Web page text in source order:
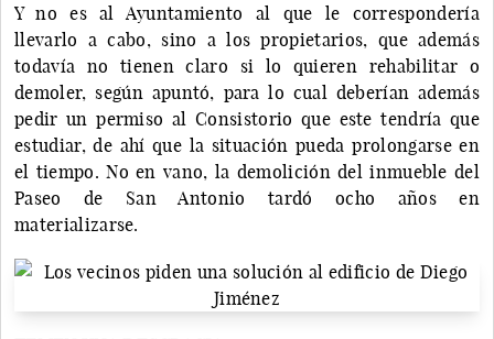
Y no es al Ayuntamiento al que le correspondería
llevarlo a cabo, sino a los propietarios, que además
todavía no tienen claro si lo quieren rehabilitar o
demoler, según apuntó, para lo cual deberían además
pedir un permiso al Consistorio que este tendría que
estudiar, de ahí que la situación pueda prolongarse en
el tiempo. No en vano, la demolición del inmueble del
Paseo de San Antonio tardó ocho años en
materializarse.